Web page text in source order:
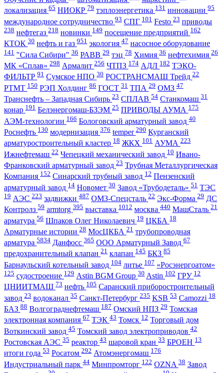
локализация 65 НИОКР 79 тэплоэнергетика 131 инновации 95
международное сотрудничество 93 СПГ 101 Festo 23 приводы
238 нефтегаз 218 новинки 149 посещение предприятий 162
КТОК 30 нефть и газ 951 экология 47 насосное оборудование
141 "Сила Сибири" 36 РАВВ 29 тэц 78 Химия 36 нефтехимия 26
МК «Сплав» 298 Армалит 256 ЧТПЗ 174 АДЛ 182 ТЭКО-
ФИЛЬТР 91 Сумское НПО 30 РОСТРАНСМАШ Трейд 22
РТМТ 150 РЭП Холдинг 86 ГОСТ 31 ТПА 29 ОМЗ 47
Транснефть – Западная Сибирь 23 СПЛАВ 54 Станкомаш 31
конар 191 Белэнергомаш-БЗЭМ 25 ПРИВОДЫ АУМА 175
АЭМ-технологии 166 Бологовский арматурный завод 40
Роснефть 130 модернизация 376 temper 290 Курганский
арматуростроительный кластер 18 ЖКХ 101 АУМА 223
Ижнефтемаш 22 Чепецкий механический завод 10 Ивано-
Франковский арматурный завод 23 Трубная Металлургическая
Компания 152 Синарский трубный завод 12 Пензенский
арматурный завод 14 Новомет 30 Завод «Трубодеталь» 51 ТЭС
19 АЭС 223 задвижки 487 ОМЗ-Спецсталь 22 Экс-Форма 29 ДС
Контролз 59 armtorg 395 выставка 1012 москва 440 МашСталь 21
арматура 56 Шпаков Олег Николаевич 19 ЦКБА 18
Арматурные истории 28 МосЦКБА 21 трубопроводная
арматура 5834 Данфосс 365 ООО Арматурный Завод 67
предохранительный клапан 21 клапан 145 БКЗ 85
Барнаульский котельный завод 104 литье 107 «Росэнергоатом»
125 судостроение 129 Astin BGM Group 30 Astin 102 ГРУ 12
ЦНИИТМАШ 73 нефть 105 Саранский приборостроительный
завод 23 водоканал 35 Санкт-Петербург 235 KSB 53 Camozzi 18
БАЗ 88 Волгограднефтемаш 187 Омский НПЗ 29 Томская
электронная компания 67 ТЭК 43 Томск 12 Торговый дом
Воткинский завод 45 Томский завод электроприводов 42
Ростовская АЭС 35 реактор 43 шаровой кран 33 БРОЕН 13
итоги года 53 Росатом 292 Атомэнергомаш 176
Индустриальный парк 44 Минпромторг 122 OZNA 38 Завод